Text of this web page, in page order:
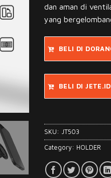
dan aman di
yang
BELI DI
BELI DI JETE.ID
SKU: JT503
Category: HOLDER